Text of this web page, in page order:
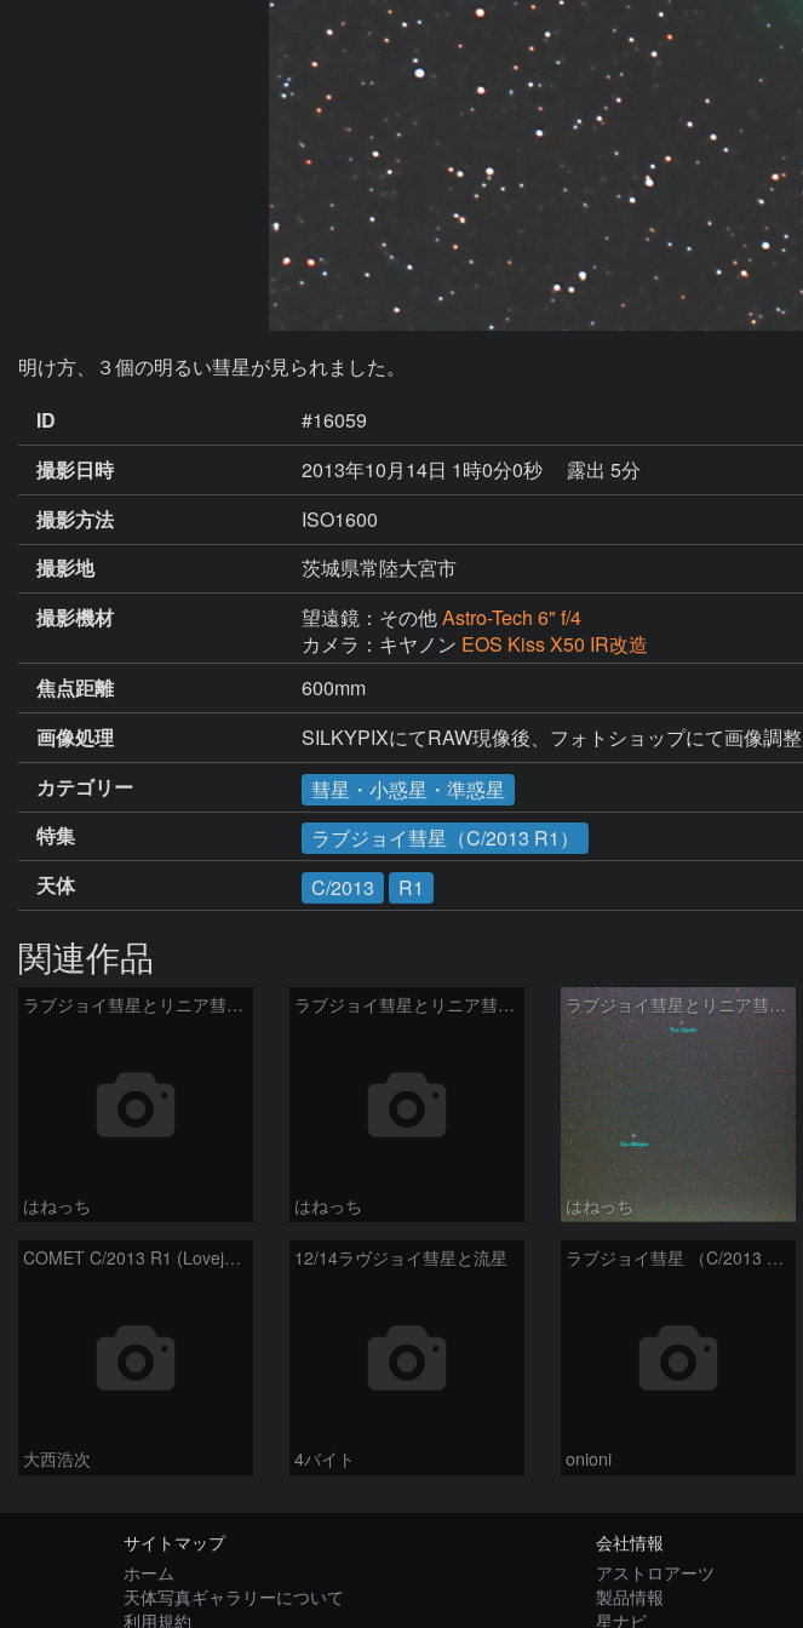
明け方、３個の明るい彗星が見られました。
ID
#16059
撮影日時
2013年10月14日 1時0分0秒
露出 5分
撮影方法
ISO1600
撮影地
茨城県常陸大宮市
撮影機材
望遠鏡：その他Astro-Tech 6" f/4
カメラ：キヤノン EOS Kiss X50 IR改造
焦点距離
600mm
画像処理
SILKYPIXにてRAW現像後、フォトショップにて画像調整
カテゴリー
彗星・小惑星・準惑星
特集
ラブジョイ彗星（C/2013 R1）
天体
C/2013 R1
関連作品
ラブジョイ彗星とリニア彗星とバーナード星
はねっち
ラブジョイ彗星とリニア彗星Jan24
はねっち
ラブジョイ彗星とリニア彗星Jan14
はねっち
COMET C/2013 R1 (Lovejoy) and M13
大西浩次
12/14ラヴジョイ彗星と流星
4バイト
ラブジョイ彗星 （C/2013 R1）
onioni
サイトマップ
ホーム
天体写真ギャラリーについて
利用規約
会社情報
アストロアーツ
製品情報
星ナビ